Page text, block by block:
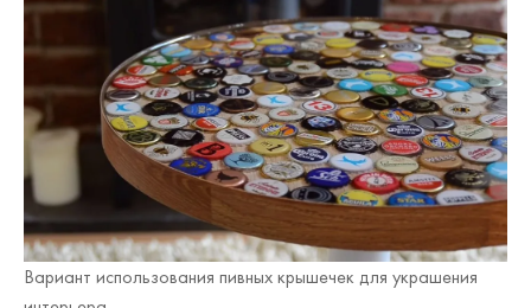
Вариант использования пивных крышечек для украшения